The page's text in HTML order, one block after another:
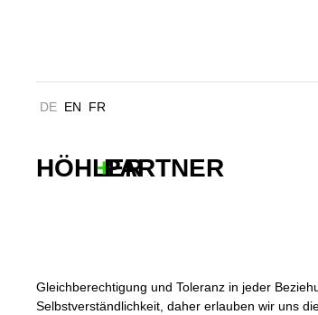
DE EN FR
HÖHLER
+PARTNER
Gleichberechtigung und Toleranz in jeder
Selbstverständlichkeit, daher erlauben wir uns